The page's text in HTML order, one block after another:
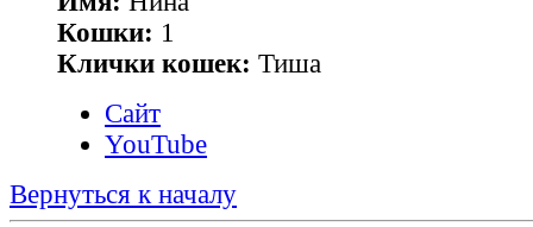
Кошки: 1
Клички кошек: Тиша
Сайт
YouTube
Вернуться к началу